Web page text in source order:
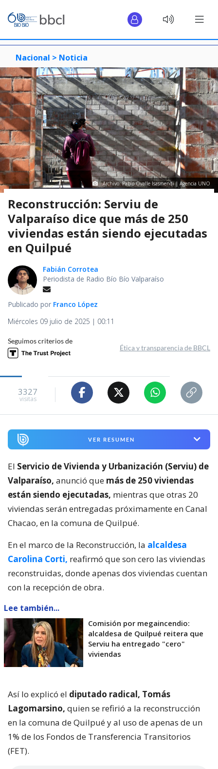
Nacional > Noticia
Archivo: Pablo Ovalle Isasmendi | Agencia UNO
Reconstrucción: Serviu de
Valparaíso dice que más de 250
viviendas están siendo ejecutadas
en Quilpué
Fabián Corrotea
Periodista de Radio Bío Bío Valparaíso
Publicado por Franco López
Miércoles 09 julio de 2025 | 00:11
Seguimos criterios de
Ética y transparencia de BBCL
3327
visitas
VER RESUMEN
El Servicio de Vivienda y Urbanización (Serviu) de
Valparaíso, anunció que más de 250 viviendas
están siendo ejecutadas, mientras que otras 20
viviendas serán entregadas próximamente en Canal
Chacao, en la comuna de Quilpué.
En el marco de la Reconstrucción, la alcaldesa
Carolina Corti, reafirmó que son cero las viviendas
reconstruidas, donde apenas dos viviendas cuentan
con la recepción de obra.
Lee también...
Comisión por megaincendio:
alcaldesa de Quilpué reitera que
Serviu ha entregado "cero"
viviendas
Así lo explicó el diputado radical, Tomás
Lagomarsino, quien se refirió a la reconstrucción
en la comuna de Quilpué y al uso de apenas de un
1% de los Fondos de Transferencia Transitorios
(FET).